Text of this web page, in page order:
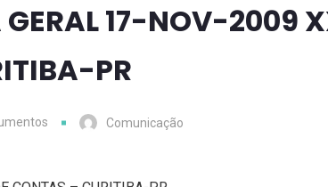
GERAL 17-NOV-2009
PR
Comunicação